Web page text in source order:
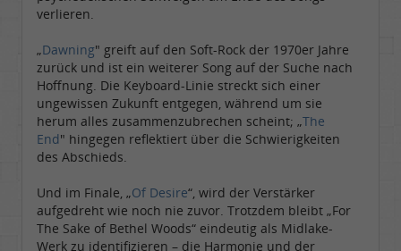
verlieren.
„Dawning" greift auf den Soft-Rock der 1970er Jahre
zurück und ist ein weiterer Song auf der Suche nach
Hoffnung. Die Keyboard-Linie streckt sich einer
ungewissen Zukunft entgegen, während um sie
herum alles zusammenzubrechen scheint; „The
End" hingegen reflektiert über die Schwierigkeiten
des Abschieds.
Und im Finale, „Of Desire“, wird der Verstärker
aufgedreht wie noch nie zuvor. Trotzdem bleibt „For
The Sake of Bethel Woods“ eindeutig als Midlake-
Werk zu identifizieren – die Harmonie und der